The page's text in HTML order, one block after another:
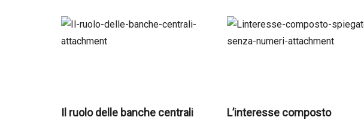
Il ruolo delle banche centrali
L’interesse composto